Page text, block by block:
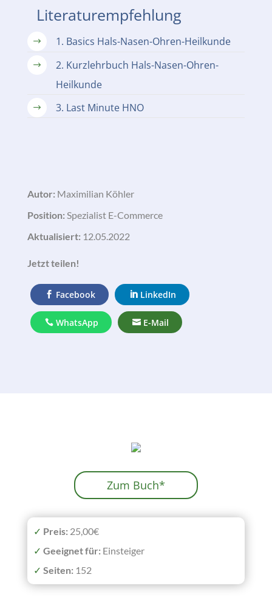
Literaturempfehlung
$ 1. Basics Hals-Nasen-Ohren-Heilkunde
$
2. Kurzlehrbuch Hals-Nasen-Ohren-
Heilkunde
$ 3. Last Minute HNO
Autor: Maximilian Köhler
Position: Spezialist E-Commerce
Aktualisiert: 12.05.2022
Jetzt teilen!
Facebook LinkedIn
WhatsApp E-Mail
Zum Buch*
✓ Preis: 25,00€
✓ Geeignetfür: Einsteiger
✓ Seiten: 152